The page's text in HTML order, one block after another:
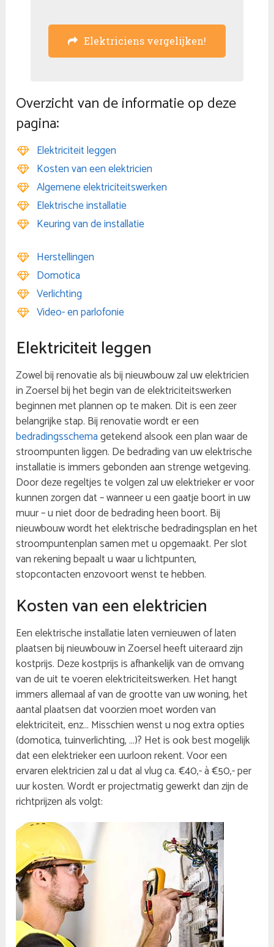
Elektriciens vergelijken!
Overzicht van de informatie op deze
pagina:
Elektriciteit leggen
Kosten van een elektricien
Algemene elektriciteitswerken
Elektrische installatie
Keuring van de installatie
Herstellingen
Domotica
Verlichting
Video- en parlofonie
Elektriciteit leggen
Zowel bij renovatie als bij nieuwbouw zal uw elektricien
in Zoersel bij het begin van de elektriciteitswerken
beginnen met plannen op te maken. Dit is een zeer
belangrijke stap. Bij renovatie wordt er een
bedradingsschemagetekend alsook een plan waar de
stroompunten liggen. De bedrading van uw elektrische
installatie is immers gebonden aan strenge wetgeving.
Door deze regeltjes te volgen zal uw elektrieker er voor
kunnen zorgen dat – wanneer u een gaatje boort in uw
muur – u niet door de bedrading heen boort. Bij
nieuwbouw wordt het elektrische bedradingsplan en het
stroompuntenplan samen met u opgemaakt. Per slot
van rekening bepaalt u waar u lichtpunten,
stopcontacten enzovoort wenst te hebben.
Kosten van een elektricien
Een elektrische installatie laten vernieuwen of laten
plaatsen bij nieuwbouw in Zoersel heeft uiteraard zijn
kostprijs. Deze kostprijs is afhankelijk van de omvang
van de uit te voeren elektriciteitswerken. Het hangt
immers allemaal af van de grootte van uw woning, het
aantal plaatsen dat voorzien moet worden van
elektriciteit, enz… Misschien wenst u nog extra opties
(domotica, tuinverlichting, …)? Het is ook best mogelijk
dat een elektrieker een uurloon rekent. Voor een
ervaren elektricien zal u dat al vlug ca. €40,- à €50,- per
uur kosten. Wordt er projectmatig gewerkt dan zijn de
richtprijzen als volgt: